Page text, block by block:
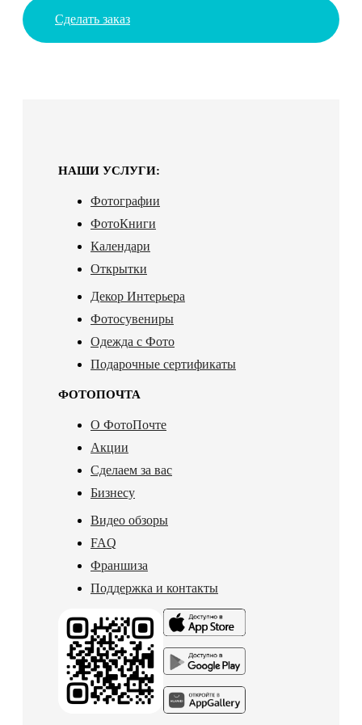
Сделать заказ
НАШИ УСЛУГИ:
Фотографии
ФотоКниги
Календари
Открытки
Декор Интерьера
Фотосувениры
Одежда с Фото
Подарочные сертификаты
ФОТОПОЧТА
О ФотоПочте
Акции
Сделаем за вас
Бизнесу
Видео обзоры
FAQ
Франшиза
Поддержка и контакты